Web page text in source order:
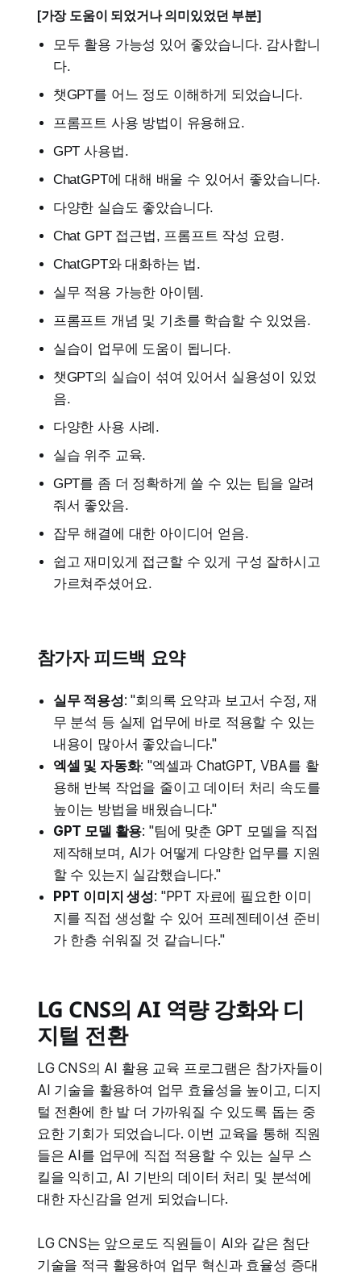
[가장 도움이 되었거나 의미있었던 부분]
모두 활용 가능성 있어 좋았습니다. 감사합니
다.
챗GPT를 어느 정도 이해하게 되었습니다.
프롬프트 사용 방법이 유용해요.
GPT 사용법.
ChatGPT에 대해 배울 수 있어서 좋았습니다.
다양한 실습도 좋았습니다.
Chat GPT 접근법, 프롬프트 작성 요령.
ChatGPT와 대화하는 법.
실무 적용 가능한 아이템.
프롬프트 개념 및 기초를 학습할 수 있었음.
실습이 업무에 도움이 됩니다.
챗GPT의 실습이 섞여 있어서 실용성이 있었
음.
다양한 사용 사례.
실습 위주 교육.
GPT를 좀 더 정확하게 쓸 수 있는 팁을 알려
줘서 좋았음.
잡무 해결에 대한 아이디어 얻음.
쉽고 재미있게 접근할 수 있게 구성 잘하시고
가르쳐주셨어요.
참가자 피드백 요약
실무 적용성: "회의록 요약과 보고서 수정, 재
무 분석 등 실제 업무에 바로 적용할 수 있는
내용이 많아서 좋았습니다."
엑셀 및 자동화: "엑셀과 ChatGPT, VBA를 활
용해 반복 작업을 줄이고 데이터 처리 속도를
높이는 방법을 배웠습니다."
GPT 모델 활용: "팀에 맞춘 GPT 모델을 직접
제작해보며, AI가 어떻게 다양한 업무를 지원
할 수 있는지 실감했습니다."
PPT 이미지 생성: "PPT 자료에 필요한 이미
지를 직접 생성할 수 있어 프레젠테이션 준비
가 한층 쉬워질 것 같습니다."
LG CNS의 AI 역량 강화와 디
지털 전환
LG CNS의 AI 활용 교육 프로그램은 참가자들이
AI 기술을 활용하여 업무 효율성을 높이고, 디지
털 전환에 한 발 더 가까워질 수 있도록 돕는 중
요한 기회가 되었습니다. 이번 교육을 통해 직원
들은 AI를 업무에 직접 적용할 수 있는 실무 스
킬을 익히고, AI 기반의 데이터 처리 및 분석에
대한 자신감을 얻게 되었습니다.
LG CNS는 앞으로도 직원들이 AI와 같은 첨단
기술을 적극 활용하여 업무 혁신과 효율성 증대